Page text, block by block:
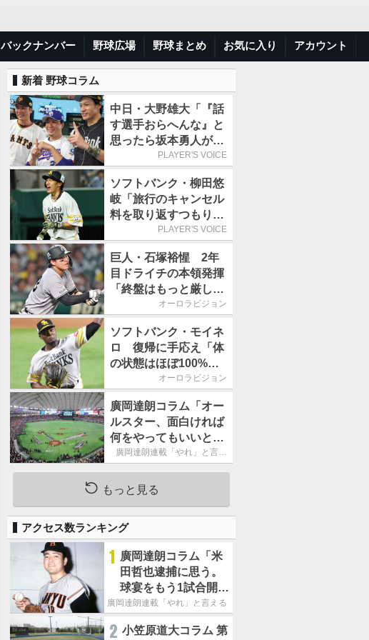
バックナンバー 野球広場 野球まとめ お気に入り アカウント
新着 野球コラム
中日・大野雄大「『話
す選手おらへんな』と
思ったら坂本勇人が来
た！」／オールスター
PLAYER'S VOICE
ソフトバンク・柳田悠
岐「旅行のキャンセル
料を取り返すつもりで
出場しました(笑)」／
PLAYER'S VOICE
巨人・石塚裕惺 2年
目ドライチの本領発揮
「終盤はもっと厳しい
戦いが続いていく。チ
に」／後半戦に息巻
く！
オーロラビジョン
ソフトバンク・モイネ
ロ 復帰に手応え「体
の状態はほぼ100%」
／後半戦に息巻く！
オーロラビジョン
廣岡達朗コラム「オー
ルスター、面白ければ
何をやってもいいとい
う発想は大間違い」
廣岡達朗連載「やれ」と言え
る信念
もっと見る
アクセス数ランキング
1 廣岡達朗コラム「米
田哲也逮捕に思う。
球宴をもう1試合開催
でOB救済を」
廣岡達朗連載「やれ」と言える信念
2 小笠原道大コラム 第